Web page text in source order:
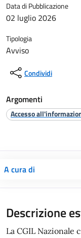
Data di Pubblicazione
02 luglio 2026
Tipologia
Avviso
Condividi
Argomenti
Accesso
A cura di
Descrizione
La CGIL